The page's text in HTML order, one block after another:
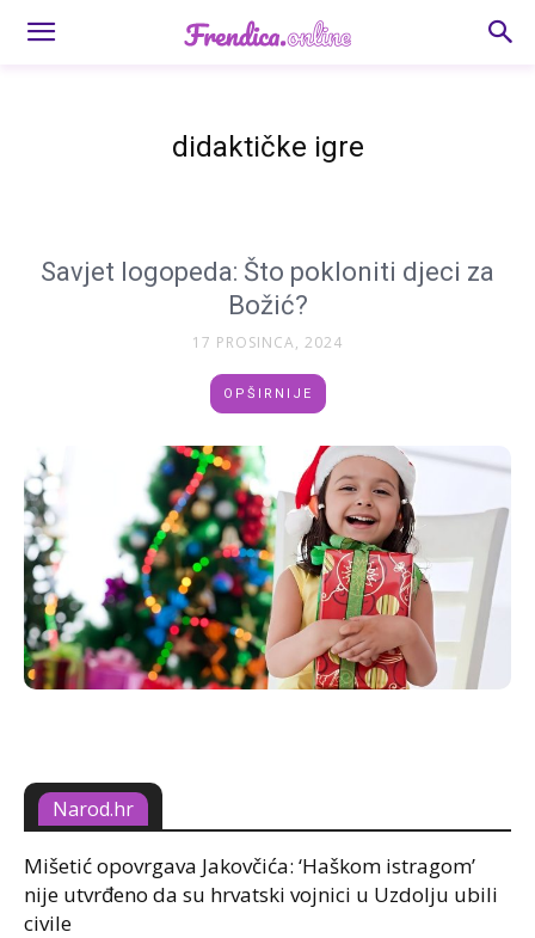
didaktičke igre
Savjet logopeda: Što pokloniti djeci za
Božić?
17 PROSINCA, 2024
OPŠIRNIJE
Narod.hr
Mišetić opovrgava Jakovčića: ‘Haškom istragom’
nije utvrđeno da su hrvatski vojnici u Uzdolju ubili
civile